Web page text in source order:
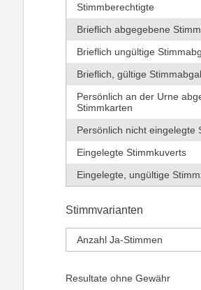
Stimmberechtigte
Brieflich abgegebene
Brieflich ungültige
Brieflich, gültige
Persönlich an der Urne
Stimmkarten
Persönlich nicht eingelegte
Eingelegte Stimmkuverts
Eingelegte, ungültige
Stimmvarianten
Anzahl Ja-Stimmen
Resultate ohne Gewähr